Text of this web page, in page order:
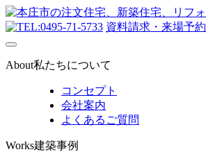
0495-71-5733 資料請求・来場予約
About私たちについて
コンセプト
会社案内
よくあるご質問
Works建築事例